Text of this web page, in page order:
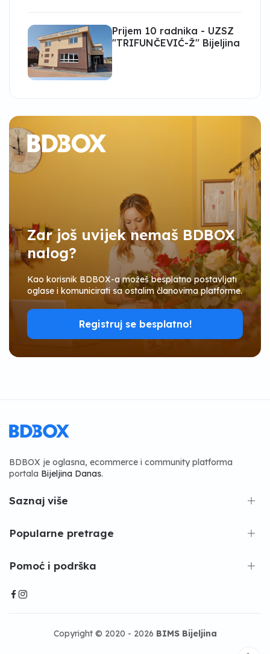
Prijem 10 radnika - UZSZ
"TRIFUNČEVIĆ-Ž" Bijeljina
Zar još uvijek nemaš BDBOX
nalog?
Kao korisnik BDBOX-a možeš besplatno postavljati
oglase i komunicirati sa ostalim članovima platforme.
Registruj se besplatno!
BDBOX je oglasna, ecommerce i community platforma
portala Bijeljina Danas.
Saznaj više
Popularne pretrage
Pomoć i podrška
Copyright © 2020 - 2026 BIMS Bijeljina